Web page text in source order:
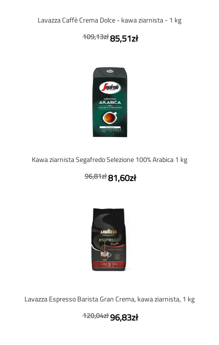
Lavazza Caffè Crema Dolce - kawa ziarnista - 1 kg
109,13zł85,51zł
Kawa ziarnista Segafredo Selezione 100% Arabica 1 kg
96,81zł81,60zł
Lavazza Espresso Barista Gran Crema, kawa ziarnista, 1 kg
120,04zł96,83zł